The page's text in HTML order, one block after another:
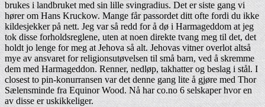
brukes i landbruket med sin lille svingradius. Det er siste gang vi
hører om Hans Kruckow. Mange får passordet ditt ofte fordi du ikke
kildesjekker på nett. Jeg var så redd for å dø i Harmageddom at jeg
tok disse forholdsreglene, uten at noen direkte tvang meg til det, det
holdt jo lenge for meg at Jehova så alt. Jehovas vitner overlot altså
mye av ansvaret for religionsutøvelsen til små barn, ved å skremme
dem med Harmageddon. Renner, nedløp, takhatter og beslag i stål. I
closest to pin-konurransen var det denne gang lite å gjøre med Thor
Sælensminde fra Equinor Wood. Nå har co.no 6 selskaper hvor en
av disse er uskikkeliger.